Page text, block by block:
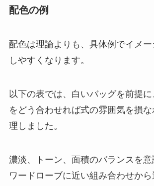
配色の例
配色は理論よりも、具体例でイメ
しやすくなります。
以下の表では、白いバッグを前提
をどう合わせれば式の雰囲気を損
理しました。
濃淡、トーン、面積のバランスを
ワードローブに近い組み合わせか